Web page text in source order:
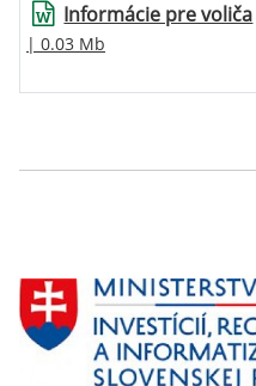
Informácie pre voliča
| 0.03 Mb